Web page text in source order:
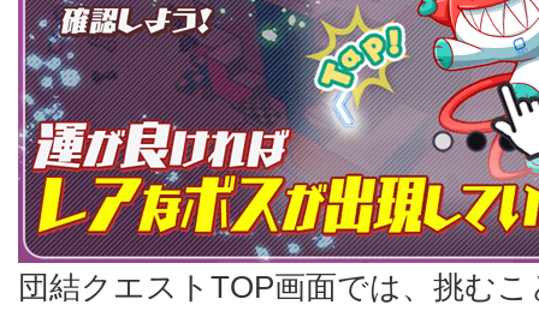
団結クエストTOP画面では、挑む